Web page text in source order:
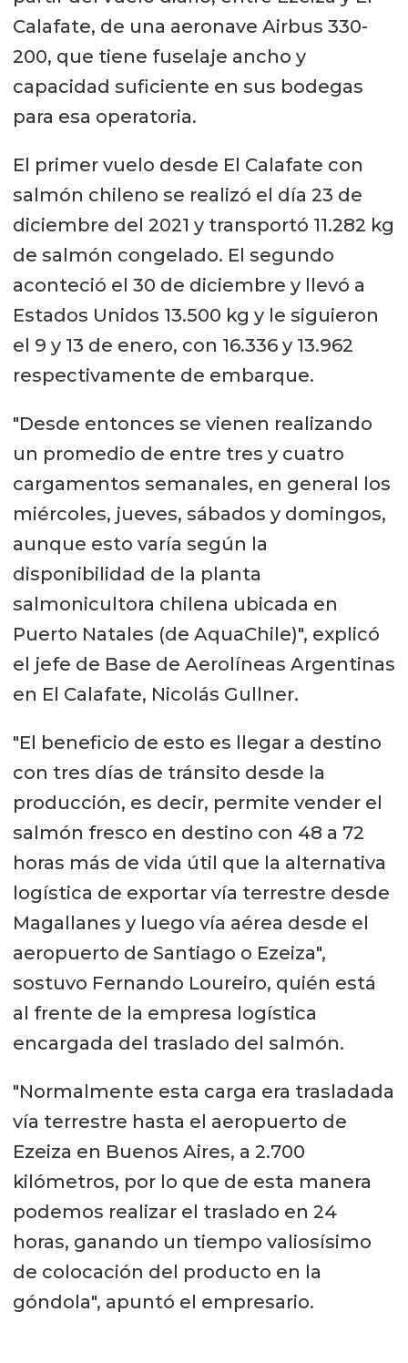
Calafate, de una aeronave Airbus 330-
200, que tiene fuselaje ancho y
capacidad suficiente en sus bodegas
para esa operatoria.
El primer vuelo desde El Calafate con
salmón chileno se realizó el día 23 de
diciembre del 2021 y transportó 11.282 kg
de salmón congelado. El segundo
aconteció el 30 de diciembre y llevó a
Estados Unidos 13.500 kg y le siguieron
el 9 y 13 de enero, con 16.336 y 13.962
respectivamente de embarque.
"Desde entonces se vienen realizando
un promedio de entre tres y cuatro
cargamentos semanales, en general los
miércoles, jueves, sábados y domingos,
aunque esto varía según la
disponibilidad de la planta
salmonicultora chilena ubicada en
Puerto Natales (de AquaChile)", explicó
el jefe de Base de Aerolíneas Argentinas
en El Calafate, Nicolás Gullner.
"El beneficio de esto es llegar a destino
con tres días de tránsito desde la
producción, es decir, permite vender el
salmón fresco en destino con 48 a 72
horas más de vida útil que la alternativa
logística de exportar vía terrestre desde
Magallanes y luego vía aérea desde el
aeropuerto de Santiago o Ezeiza",
sostuvo Fernando Loureiro, quién está
al frente de la empresa logística
encargada del traslado del salmón.
"Normalmente esta carga era trasladada
vía terrestre hasta el aeropuerto de
Ezeiza en Buenos Aires, a 2.700
kilómetros, por lo que de esta manera
podemos realizar el traslado en 24
horas, ganando un tiempo valiosísimo
de colocación del producto en la
góndola", apuntó el empresario.